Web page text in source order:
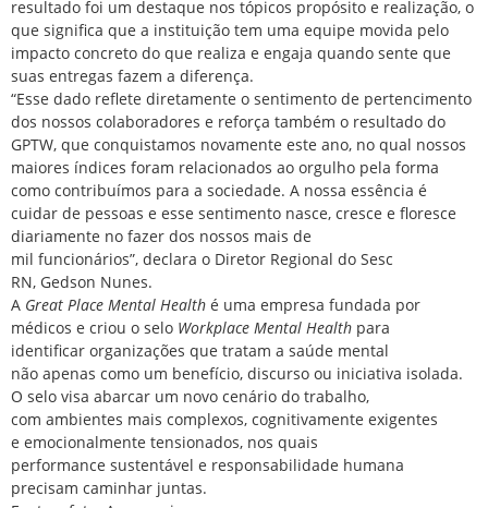
resultado foi um destaque nos tópicos propósito e realização, o
que significa que a instituição tem uma equipe movida pelo
impacto concreto do que realiza e engaja quando sente que
suas entregas fazem a diferença.
“Esse dado reflete diretamente o sentimento de pertencimento
dos nossos colaboradores e reforça também o resultado do
GPTW, que conquistamos novamente este ano, no qual nossos
maiores índices foram relacionados ao orgulho pela forma
como contribuímos para a sociedade. A nossa essência é
cuidar de pessoas e esse sentimento nasce, cresce e floresce
diariamente no fazer dos nossos mais de
mil funcionários”, declara o Diretor Regional do Sesc
RN, Gedson Nunes.
A Great Place Mental Health é uma empresa fundada por
médicos e criou o selo Workplace Mental Health para
identificar organizações que tratam a saúde mental
não apenas como um benefício, discurso ou iniciativa isolada.
O selo visa abarcar um novo cenário do trabalho,
com ambientes mais complexos, cognitivamente exigentes
e emocionalmente tensionados, nos quais
performance sustentável e responsabilidade humana
precisam caminhar juntas.